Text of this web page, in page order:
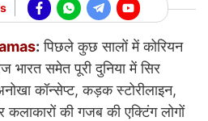
: पिछले कुछ सालों में कोरियन
समेत पूरी दुनिया में सिर
कॉन्सेप्ट, कड़क स्टोरीलाइन,
की गजब की एक्टिंग लोगों